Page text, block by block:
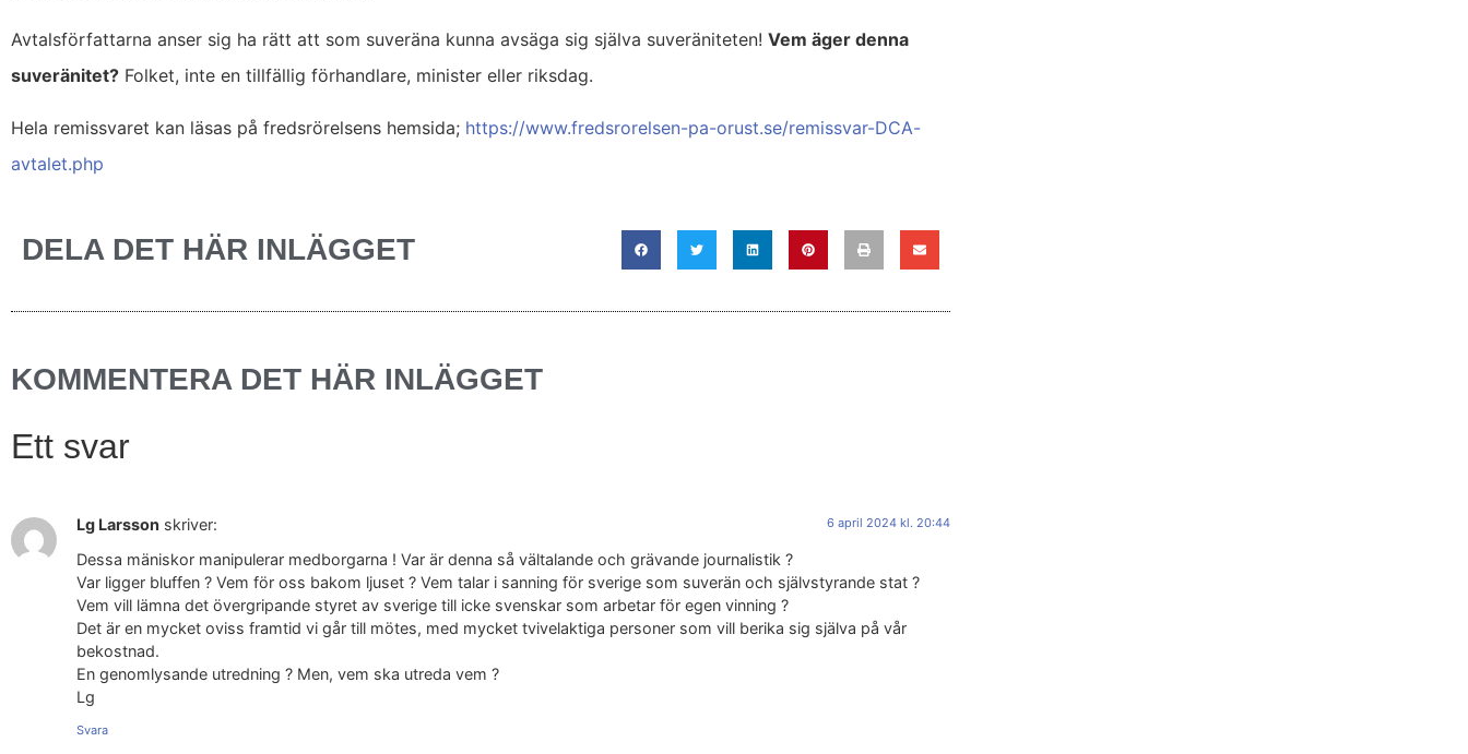
Avtalsförfattarna anser sig ha rätt att som suveräna kunna avsäga sig själva suveräniteten! Vem äger denna
suveränitet? Folket, inte en tillfällig förhandlare, minister eller riksdag.
Hela remissvaret kan läsas på fredsrörelsens hemsida; https://www.fredsrorelsen-pa-orust.se/remissvar-DCA-
avtalet.php
DELA DET HÄR INLÄGGET
KOMMENTERA DET HÄR INLÄGGET
Ett svar
Lg Larsson skriver: 6 april 2024 kl. 20:44
Dessa mäniskor manipulerar medborgarna ! Var är denna så vältalande och grävande journalistik ?
Var ligger bluffen ? Vem för oss bakom ljuset ? Vem talar i sanning för sverige som suverän och självstyrande stat ?
Vem vill lämna det övergripande styret av sverige till icke svenskar som arbetar för egen vinning ?
Det är en mycket oviss framtid vi går till mötes, med mycket tvivelaktiga personer som vill berika sig själva på vår
bekostnad.
En genomlysande utredning ? Men, vem ska utreda vem ?
Lg
Svara